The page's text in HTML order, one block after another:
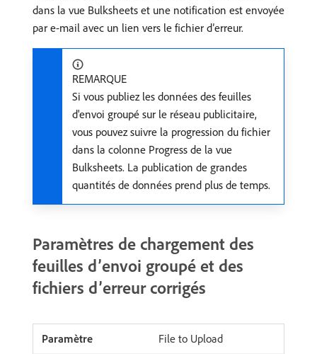
dans la vue Bulksheets et une notification est envoyée
par e-mail avec un lien vers le fichier d’erreur.
REMARQUE
Si vous publiez les données des feuilles
d'envoi groupé sur le réseau publicitaire,
vous pouvez suivre la progression du fichier
dans la colonne Progress de la vue
Bulksheets. La publication de grandes
quantités de données prend plus de temps.
Paramètres de chargement des
feuilles d’envoi groupé et des
fichiers d’erreur corrigés
File to Upload